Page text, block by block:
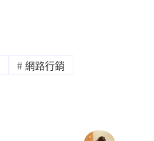
# 網路行銷